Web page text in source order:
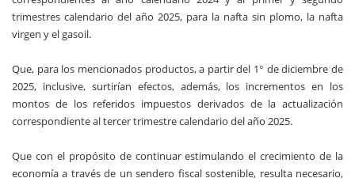
trimestres calendario del año 2025, para la nafta sin plomo, la nafta
virgen y el gasoil.
Que, para los mencionados productos, a partir del 1° de diciembre de
2025, inclusive, surtirían efectos, además, los incrementos en los
montos de los referidos impuestos derivados de la actualización
correspondiente al tercer trimestre calendario del año 2025.
Que con el propósito de continuar estimulando el crecimiento de la
economía a través de un sendero fiscal sostenible, resulta necesario,